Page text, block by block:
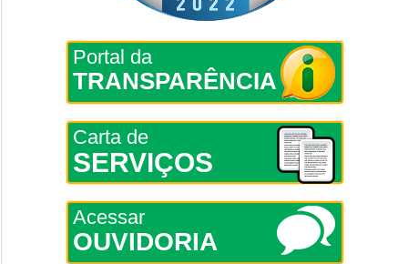
Portal da
TRANSPARÊNCIA
Carta de
SERVIÇOS
Acessar
OUVIDORIA